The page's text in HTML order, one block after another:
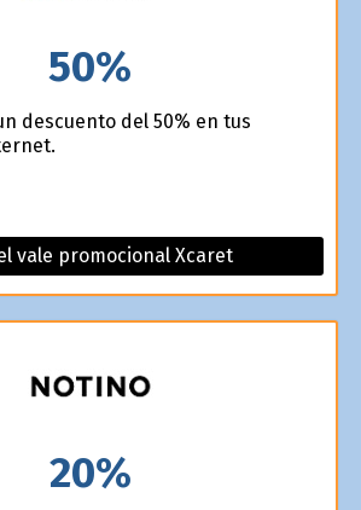
50%
descuento del 50% en tus
vale promocional Xcaret
20%